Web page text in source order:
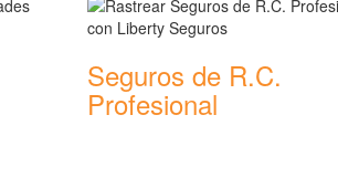
Seguros de R.C.
Profesional